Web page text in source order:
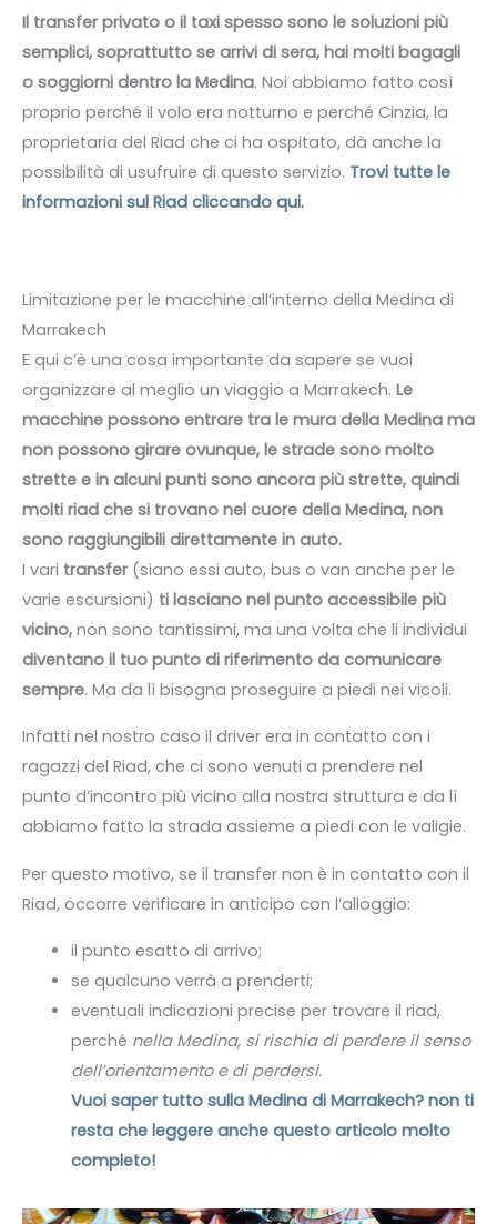
Il transfer privato o il taxi spesso sono le soluzioni più
semplici, soprattutto se arrivi di sera, hai molti bagagli
o soggiorni dentro la Medina. Noi abbiamo fatto così
proprio perché il volo era notturno e perché Cinzia, la
proprietaria del Riad che ci ha ospitato, dà anche la
possibilità di usufruire di questo servizio. Trovi tutte le
informazioni sul Riad cliccando qui.
Limitazione per le macchine all’interno della Medina di
Marrakech
E qui c’è una cosa importante da sapere se vuoi
organizzare al meglio un viaggio a Marrakech. Le
macchine possono entrare tra le mura della Medina ma
non possono girare ovunque, le strade sono molto
strette e in alcuni punti sono ancora più strette, quindi
molti riad che si trovano nel cuore della Medina, non
sono raggiungibili direttamente in auto.
I vari transfer (siano essi auto, bus o van anche per le
varie escursioni) ti lasciano nel punto accessibile più
vicino, non sono tantissimi, ma una volta che li individui
diventano il tuo punto di riferimento da comunicare
sempre. Ma da lì bisogna proseguire a piedi nei vicoli.
Infatti nel nostro caso il driver era in contatto con i
ragazzi del Riad, che ci sono venuti a prendere nel
punto d’incontro più vicino alla nostra struttura e da lì
abbiamo fatto la strada assieme a piedi con le valigie.
Per questo motivo, se il transfer non è in contatto con il
Riad, occorre verificare in anticipo con l’alloggio:
il punto esatto di arrivo;
se qualcuno verrà a prenderti;
eventuali indicazioni precise per trovare il riad,
perché nella Medina, si rischia di perdere il senso
dell’orientamento e di perdersi.
Vuoi saper tutto sulla Medina di Marrakech? non ti
resta che leggere anche questo articolo molto
completo!